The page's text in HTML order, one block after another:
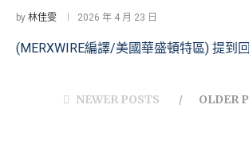
by 林佳雯 2026 年 4 月 23 日
(MERXWIRE編譯/美國華盛頓特區) 提到
NEWER POSTS OLDER